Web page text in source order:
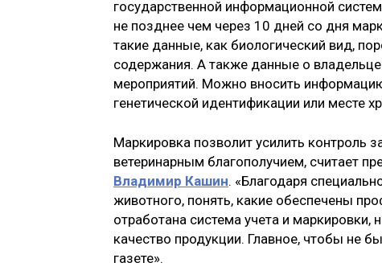
государственной информационной
не позднее чем через 10 дней со дня
такие данные, как биологический вид,
содержания. А также данные о
мероприятий. Можно вносить
генетической идентификации или месте
Маркировка позволит усилить контроль
ветеринарным благополучием, считает
Владимир Кашин. «Благодаря
животного, понять, какие обеспечены
отработана система учета и
качество продукции. Главное, чтобы не
газете».